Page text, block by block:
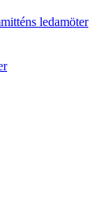
ledamöter